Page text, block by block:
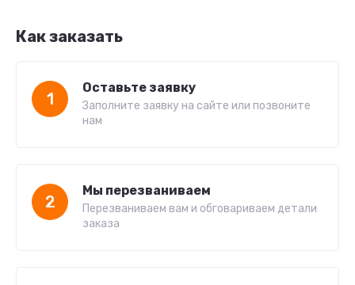
Как заказать
1
Оставьте заявку
Заполните заявку на сайте или позвоните
нам
2
Мы перезваниваем
Перезваниваем вам и обговариваем детали
заказа